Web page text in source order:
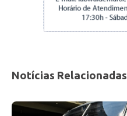
Notícias Relacionadas